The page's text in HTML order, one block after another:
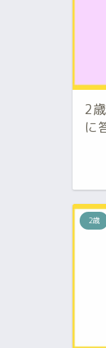
2
に
2歳